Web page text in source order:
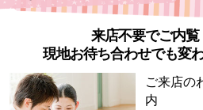
来店不要でご内
現地お待ち合わせでも変
ご来店の
内